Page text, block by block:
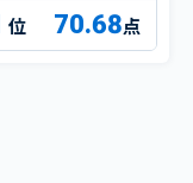
70.68点